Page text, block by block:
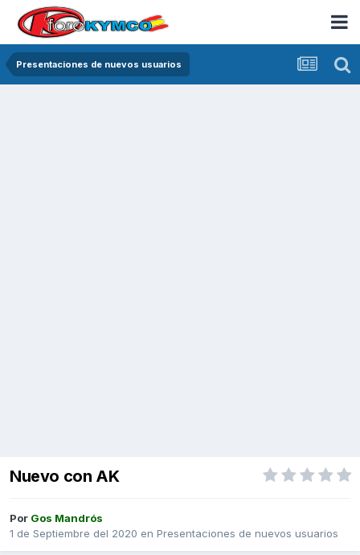
Presentaciones de nuevos usuarios
Nuevo con AK
Por Gos Mandrós
1 de Septiembre del 2020 en Presentaciones de nuevos usuarios